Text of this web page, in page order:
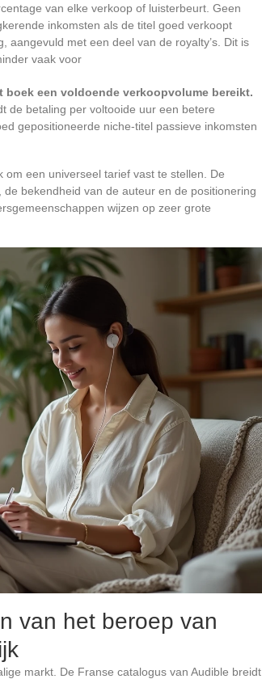
van elke verkoop of luisterbeurt. Geen
inkomsten als de titel goed verkoopt
aangevuld met een deel van de royalty’s. Dit is
vaak voor
een voldoende verkoopvolume bereikt.
de betaling per voltooide uur een betere
gepositioneerde niche-titel passieve inkomsten
een universeel tarief vast te stellen. De
bekendheid van de auteur en de positionering
wijzen op zeer grote
van het beroep van
markt. De Franse catalogus van Audible breidt